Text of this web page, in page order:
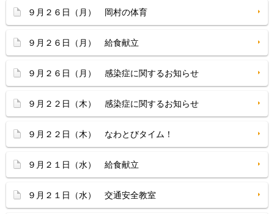
９月２６日（月） 岡村の体育
９月２６日（月） 給食献立
９月２６日（月） 感染症に関するお知らせ
９月２２日（木） 感染症に関するお知らせ
９月２２日（木） なわとびタイム！
９月２１日（水） 給食献立
９月２１日（水） 交通安全教室